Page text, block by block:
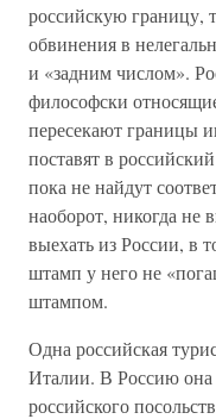
российскую границу,
обвинения в
и «задним числом».
философски
пересекают границы
поставят в
пока не найдут
наоборот, никогда не
выехать из России, в
штамп у него не
штампом.
Одна российская
Италии. В Россию она
российского